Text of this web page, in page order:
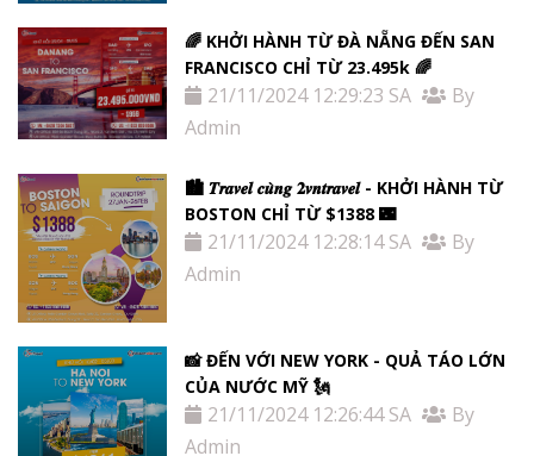
🌈 KHỞI HÀNH TỪ ĐÀ NẴNG ĐẾN SAN
FRANCISCO CHỈ TỪ 23.495k 🌈
21/11/2024 12:29:23 SA
By
Admin
🏙 𝑻𝒓𝒂𝒗𝒆𝒍 𝒄𝒖̀𝒏𝒈 𝟐𝒗𝒏𝒕𝒓𝒂𝒗𝒆𝒍 - KHỞI HÀNH TỪ
BOSTON CHỈ TỪ $1388 🌃
21/11/2024 12:28:14 SA
By
Admin
📸 ĐẾN VỚI NEW YORK - QUẢ TÁO LỚN
CỦA NƯỚC MỸ 🗽
21/11/2024 12:26:44 SA
By
Admin